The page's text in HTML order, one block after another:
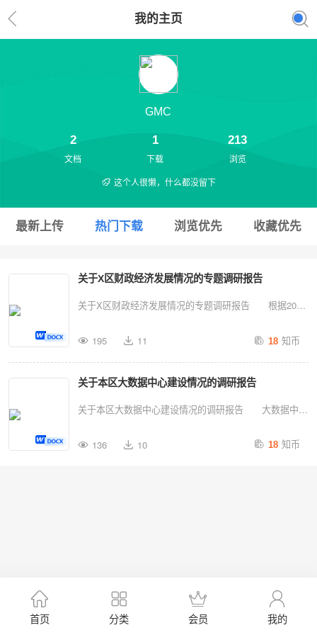
我的主页
GMC
2
文档
1
下载
213
浏览
这个人很懒，什么都没留下
最新上传 热门下载 浏览优先 收藏优先
关于X区财政经济发展情况的专题调研报告
关于X区财政经济发展情况的专题调研报告 根据2023
调研课题组，在常委会分管副主任的带领下先后走访区发
改委、区经委、区财政局、区统计局、区科委、区审计局
等单位，对本区2020年至2022年期间的财政经济发展状
况进行了调研，对统计及相关经济数据汇总整理；结合X
财经委的研究讨论后形成专题调研报告。 一、基本情
195 11 18 知币
关于本区大数据中心建设情况的调研报告
关于本区大数据中心建设情况的调研报告 大数据中心
大数据中心建设，有力支撑“一网通办”“一网统管”，助力
作为城市数字化转型的重要抓手，围绕公共数据的采集归
集、存储平台、共享应用、保障体系等关键环节，积极推
进我区公共数据全生命周期管理，探索数据资源开发利
136 10 18 知币
首页 分类 会员 我的